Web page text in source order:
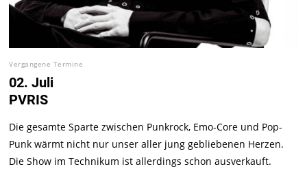
Vergangene Termine
02. Juli
PVRIS
Die gesamte Sparte zwischen Punkrock, Emo-Core und Pop-
Punk wärmt nicht nur unser aller jung gebliebenen Herzen.
Die Show im Technikum ist allerdings schon ausverkauft.